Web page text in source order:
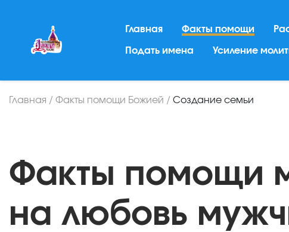
Главная Факты помощи
Подать имена Усиление
Главная / Факты помощи Божией / Создание семьи
Факты помощи
на любовь